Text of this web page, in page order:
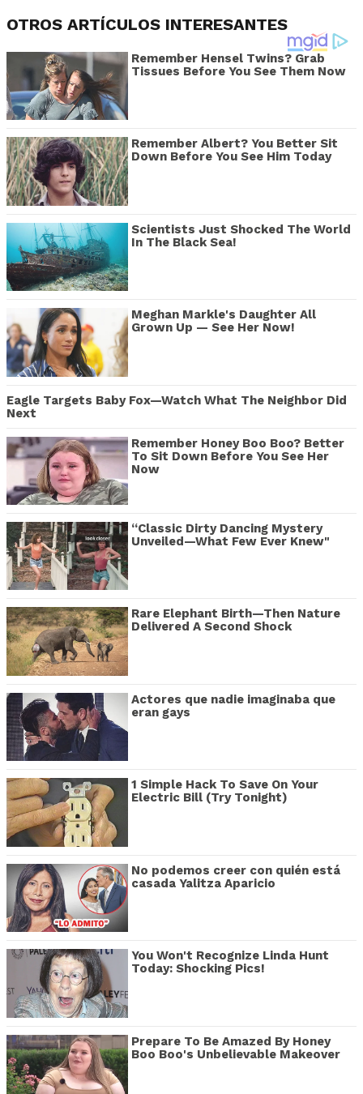
OTROS ARTÍCULOS INTERESANTES
Remember Hensel Twins? Grab
Tissues Before You See Them Now
Remember Albert? You Better Sit
Down Before You See Him Today
Scientists Just Shocked The World
In The Black Sea!
Meghan Markle's Daughter All
Grown Up — See Her Now!
Eagle Targets Baby Fox—Watch What The Neighbor Did
Next
Remember Honey Boo Boo? Better
To Sit Down Before You See Her
Now
“Classic Dirty Dancing Mystery
Unveiled—What Few Ever Knew"
Rare Elephant Birth—Then Nature
Delivered A Second Shock
Actores que nadie imaginaba que
eran gays
1 Simple Hack To Save On Your
Electric Bill (Try Tonight)
No podemos creer con quién está
casada Yalitza Aparicio
You Won't Recognize Linda Hunt
Today: Shocking Pics!
Prepare To Be Amazed By Honey
Boo Boo's Unbelievable Makeover